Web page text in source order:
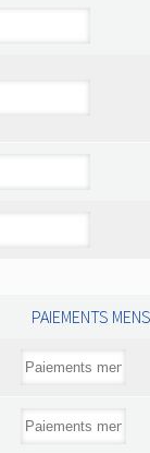
PAIEMENTS